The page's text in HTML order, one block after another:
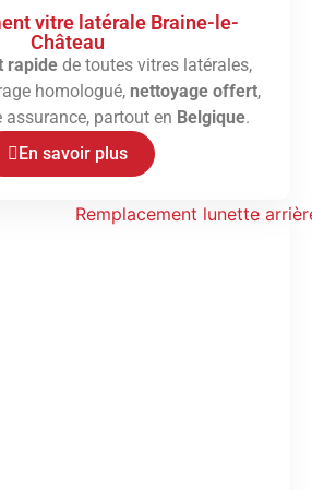
vitre latérale Braine-le-
Château
rapidede toutes vitres latérales,
homologué, nettoyage offert,
assurance, partout en Belgique.
En savoir plus